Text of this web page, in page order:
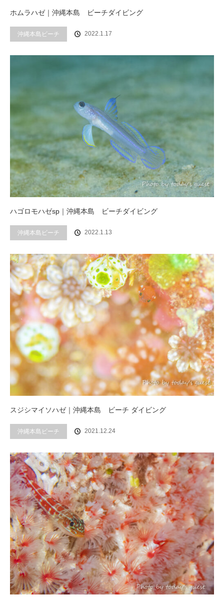
ホムラハゼ｜沖縄本島 ビーチダイビング
沖縄本島ビーチ 2022.1.17
ハゴロモハゼsp｜沖縄本島 ビーチダイビング
沖縄本島ビーチ 2022.1.13
スジシマイソハゼ｜沖縄本島 ビーチ ダイビング
沖縄本島ビーチ 2021.12.24